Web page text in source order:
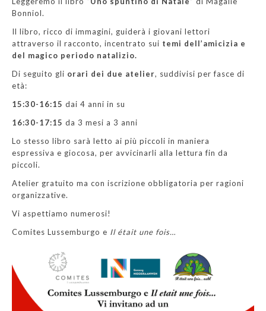
Bonniol.
Il libro, ricco di immagini, guiderà i giovani lettori
attraverso il racconto, incentrato sui temi dell’amicizia e
del magico periodo natalizio.
Di seguito gli orari dei due atelier, suddivisi per fasce di
età:
15:30-16:15 dai 4 anni in su
16:30-17:15 da 3 mesi a 3 anni
Lo stesso libro sarà letto ai più piccoli in maniera
espressiva e giocosa, per avvicinarli alla lettura fin da
piccoli.
Atelier gratuito ma con iscrizione obbligatoria per ragioni
organizzative.
Vi aspettiamo numerosi!
Comites Lussemburgo e Il était une fois…